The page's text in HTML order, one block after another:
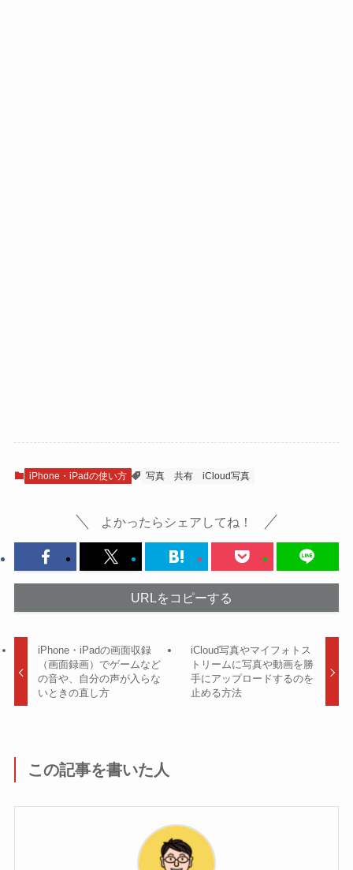
iPhone・iPadの使い方 写真 共有 iCloud写真
よかったらシェアしてね！
URLをコピーする
iPhone・iPadの画面収録
（画面録画）でゲームなど
の音や、自分の声が入らな
いときの直し方
iCloud写真やマイフォトス
トリームに写真や動画を勝
手にアップロードするのを
止める方法
この記事を書いた人